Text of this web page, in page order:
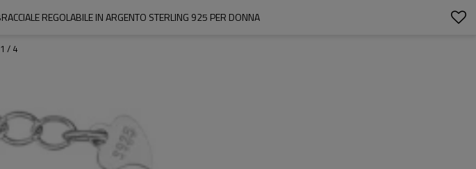
REGOLABILE IN ARGENTO STERLING 925 PER DONNA
1 / 4